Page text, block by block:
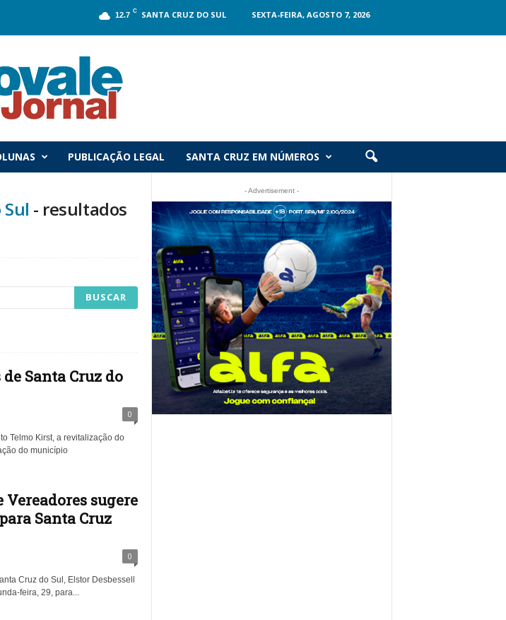
12.7 C SANTA CRUZ DO SUL SEXTA-FEIRA, AGOSTO 7, 2026
PUBLICAÇÃO LEGAL SANTA CRUZ EM NÚMEROS
- resultados
Santa Cruz do
0
Telmo Kirst, a revitalização do
do município
Vereadores sugere
Santa Cruz
0
Cruz do Sul, Elstor Desbessell
feira, 29, para...
- Advertisement -